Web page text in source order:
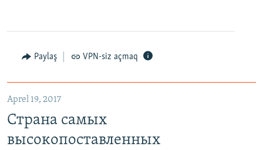
Paylaş VPN-siz açmaq
Aprel 19, 2017
Страна самых
высокопоставленных